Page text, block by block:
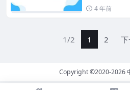
4 年前
1/2 1 2
Copyright ©2020-2026